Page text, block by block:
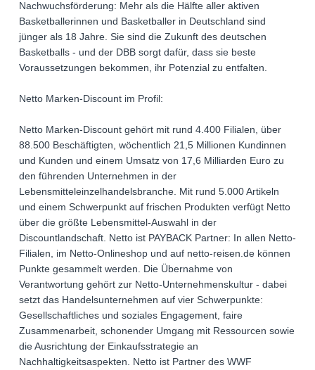
Nachwuchsförderung: Mehr als die Hälfte aller aktiven
Basketballerinnen und Basketballer in Deutschland sind
jünger als 18 Jahre. Sie sind die Zukunft des deutschen
Basketballs - und der DBB sorgt dafür, dass sie beste
Voraussetzungen bekommen, ihr Potenzial zu entfalten.
Netto Marken-Discount im Profil:
Netto Marken-Discount gehört mit rund 4.400 Filialen, über
88.500 Beschäftigten, wöchentlich 21,5 Millionen Kundinnen
und Kunden und einem Umsatz von 17,6 Milliarden Euro zu
den führenden Unternehmen in der
Lebensmitteleinzelhandelsbranche. Mit rund 5.000 Artikeln
und einem Schwerpunkt auf frischen Produkten verfügt Netto
über die größte Lebensmittel-Auswahl in der
Discountlandschaft. Netto ist PAYBACK Partner: In allen Netto-
Filialen, im Netto-Onlineshop und auf netto-reisen.de können
Punkte gesammelt werden. Die Übernahme von
Verantwortung gehört zur Netto-Unternehmenskultur - dabei
setzt das Handelsunternehmen auf vier Schwerpunkte:
Gesellschaftliches und soziales Engagement, faire
Zusammenarbeit, schonender Umgang mit Ressourcen sowie
die Ausrichtung der Einkaufsstrategie an
Nachhaltigkeitsaspekten. Netto ist Partner des WWF